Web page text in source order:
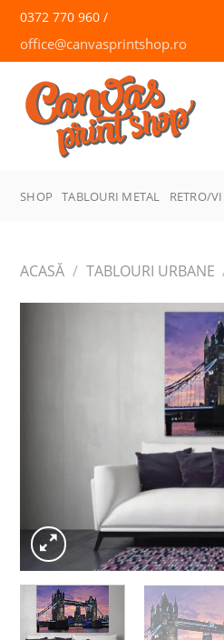
Skip
content
0372 770 960 /
office@canvasprintshop.ro
CANVAS
PRINT SHOP
SHOP TABLOURI METAL RETRO/
ACASĂ / TABLOURI URBANE